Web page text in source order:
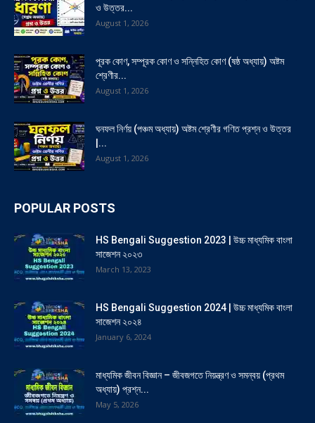
ও উত্তর...
August 1, 2026
পূরক কোণ, সম্পূরক কোণ ও সন্নিহিত কোণ (ষষ্ঠ অধ্যায়) অষ্টম
শ্রেণীর...
August 1, 2026
ঘনফল নির্ণয় (পঞ্চম অধ্যায়) অষ্টম শ্রেণীর গণিত প্রশ্ন ও উত্তর
|...
August 1, 2026
POPULAR POSTS
HS Bengali Suggestion 2023 | উচ্চ মাধ্যমিক বাংলা
সাজেশন ২০২৩
March 13, 2023
HS Bengali Suggestion 2024 | উচ্চ মাধ্যমিক বাংলা
সাজেশন ২০২৪
January 6, 2024
মাধ্যমিক জীবন বিজ্ঞান – জীবজগতে নিয়ন্ত্রণ ও সমন্বয় (প্রথম
অধ্যায়) প্রশ্ন...
May 5, 2026